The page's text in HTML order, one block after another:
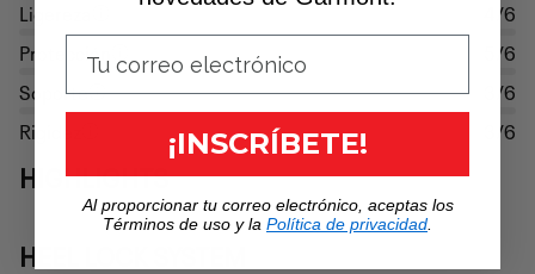
Ligereza
4/6
Protección
5/6
Soporte
3/6
Rigidez
3/6
HIGHLIGHTS
HEEL LOCK SYSTEM
¡INSCRÍBETE!
Al proporcionar tu correo electrónico, aceptas los
Términos de uso y la Política de privacidad